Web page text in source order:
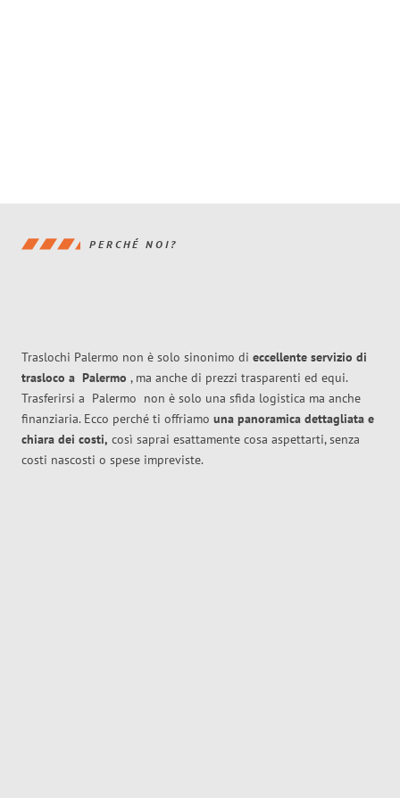
PERCHÉ NOI?
Traslochi Palermo non è solo sinonimo di eccellente servizio di
trasloco a Palermo , ma anche di prezzi trasparenti ed equi.
Trasferirsi a Palermo non è solo una sfida logistica ma anche
finanziaria. Ecco perché ti offriamo una panoramica dettagliata e
chiara dei costi, così saprai esattamente cosa aspettarti, senza
costi nascosti o spese impreviste.